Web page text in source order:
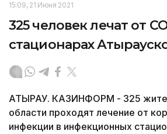
15:09, 21 Июня 2021
325 человек лечат от
стационарах
АТЫРАУ. КАЗИНФОРМ - 325
области проходят лечение от
инфекции в инфекционных